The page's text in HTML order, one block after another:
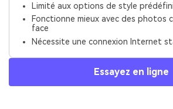
Limité aux options de style
Fonctionne mieux avec des photos
face
Nécessite une connexion Internet
Essayez en ligne